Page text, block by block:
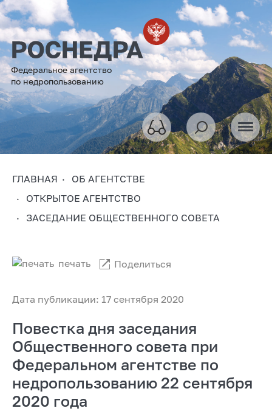
Федеральное агентство
по недропользованию
ГЛАВНАЯ
ОБ АГЕНТСТВЕ
ОТКРЫТОЕ АГЕНТСТВО
ЗАСЕДАНИЕ ОБЩЕСТВЕННОГО СОВЕТА
Дата публикации: 17 сентября 2020
печать Поделиться
Повестка дня заседания
Общественного совета при
Федеральном агентстве по
недропользованию 22 сентября
2020 года